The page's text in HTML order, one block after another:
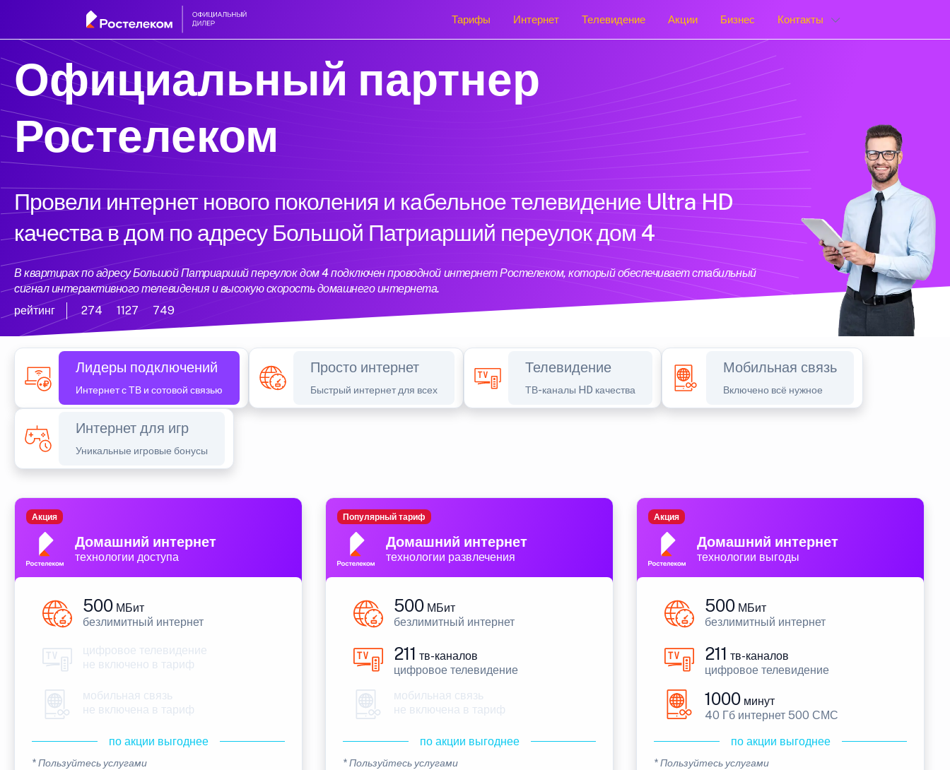
Тарифы Интернет Телевидение Акции Бизнес Контакты
Официальный партнер
Ростелеком
Провели интернет нового поколения и кабельное телевидение Ultra HD
качества в дом по адресу Большой Патриарший переулок дом 4
В квартирах по адресу Большой Патриарший переулок дом 4 подключен проводной интернет Ростелеком, который обеспечивает стабильный
сигнал интерактивного телевидения и высокую скорость домашнего интернета.
рейтинг
274 1127 749
Лидеры подключений
Интернет с ТВ и сотовой связью
Просто интернет
Быстрый интернет для всех
Телевидение
ТВ-каналы HD качества
Мобильная связь
Включено всё нужное
Интернет для игр
Уникальные игровые бонусы
Домашний интернет
технологии доступа
Акция
500 МБит
безлимитный интернет
цифровое телевидение
не включено в тариф
мобильная связь
не включена в тариф
по акции выгоднее
* Пользуйтесь услугами
Домашний интернет
технологии развлечения
Популярный тариф
500 МБит
безлимитный интернет
211 тв-каналов
цифровое телевидение
мобильная связь
не включена в тариф
по акции выгоднее
* Пользуйтесь услугами
Домашний интернет
технологии выгоды
Акция
500 МБит
безлимитный интернет
211 тв-каналов
цифровое телевидение
1000 минут
40 Гб интернет 500 СМС
по акции выгоднее
* Пользуйтесь услугами